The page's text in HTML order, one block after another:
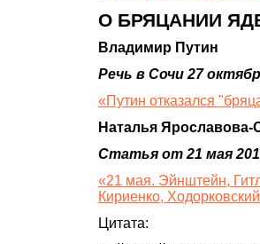
О БРЯЦАНИИ
Владимир Путин
Речь в Сочи 27
«Путин отказался
Наталья Ярославова-
Статья от 21 мая
«21 мая. Эйнштейн,
Кириенко,
Цитата: